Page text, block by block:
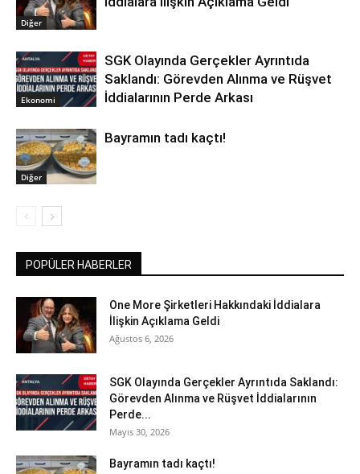
Diğer
Ekonomi
SGK Olayında Gerçekler Ayrıntıda
Saklandı: Görevden Alınma ve Rüşvet
İddialarının Perde Arkası
Diğer
Bayramın tadı kaçtı!
POPÜLER HABERLER
One More Şirketleri Hakkındaki İddialara
İlişkin Açıklama Geldi
Ağustos 6, 2026
SGK Olayında Gerçekler Ayrıntıda Saklandı:
Görevden Alınma ve Rüşvet İddialarının
Perde...
Mayıs 30, 2026
Bayramın tadı kaçtı!